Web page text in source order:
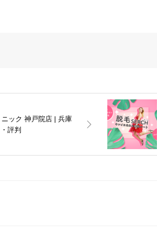
ック 神戸院店 | 兵庫
評判